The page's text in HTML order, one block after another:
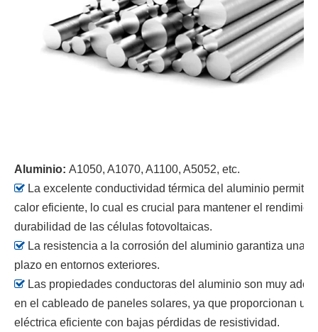
Aluminio: A1050, A1070, A1100, A5052, etc.
 La excelente conductividad térmica del aluminio permite
calor eficiente, lo cual es crucial para mantener el
durabilidad de las células fotovoltaicas.
 La resistencia a la corrosión del aluminio garantiza una
plazo en entornos exteriores.
 Las propiedades conductoras del aluminio son muy
en el cableado de paneles solares, ya que proporcionan
eléctrica eficiente con bajas pérdidas de resistividad.